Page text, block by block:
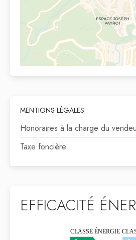
MENTIONS LÉGALES
Honoraires à la charge du
Taxe foncière
EFFICACITÉ